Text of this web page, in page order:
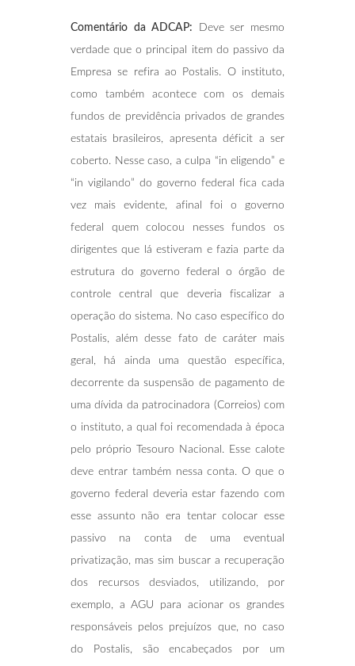
Comentário da ADCAP: Deve ser mesmo
verdade que o principal item do passivo da
Empresa se refira ao Postalis. O instituto,
como também acontece com os demais
fundos de previdência privados de grandes
estatais brasileiros, apresenta déficit a ser
coberto. Nesse caso, a culpa “in eligendo” e
“in vigilando” do governo federal fica cada
vez mais evidente, afinal foi o governo
federal quem colocou nesses fundos os
dirigentes que lá estiveram e fazia parte da
estrutura do governo federal o órgão de
controle central que deveria fiscalizar a
operação do sistema. No caso específico do
Postalis, além desse fato de caráter mais
geral, há ainda uma questão específica,
decorrente da suspensão de pagamento de
uma dívida da patrocinadora (Correios) com
o instituto, a qual foi recomendada à época
pelo próprio Tesouro Nacional. Esse calote
deve entrar também nessa conta. O que o
governo federal deveria estar fazendo com
esse assunto não era tentar colocar esse
passivo na conta de uma eventual
privatização, mas sim buscar a recuperação
dos recursos desviados, utilizando, por
exemplo, a AGU para acionar os grandes
responsáveis pelos prejuízos que, no caso
do Postalis, são encabeçados por um